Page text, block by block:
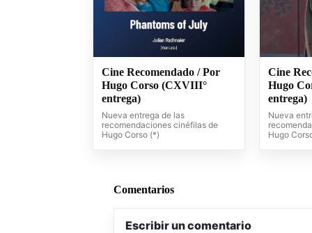
Cine Recomendado / Por
Hugo Corso (CXVIII°
entrega)
Nueva entrega de las
recomendaciones cinéfilas de
Hugo Corso (*)
Cine
Hugo
entrega)
Nueva
Hugo
Comentarios
Escribir un comentario